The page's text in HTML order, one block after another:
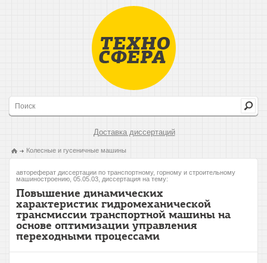
Доставка диссертаций
Колесные и гусеничные машины
автореферат диссертации по транспортному, горному и строительному
машиностроению, 05.05.03, диссертация на тему:
Повышение динамических
характеристик гидромеханической
трансмиссии транспортной машины на
основе оптимизации управления
переходными процессами